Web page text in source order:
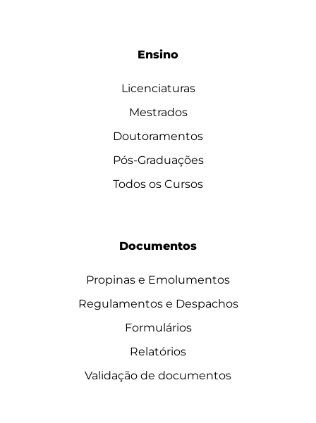
Ensino
Licenciaturas
Mestrados
Doutoramentos
Pós-Graduações
Todos os Cursos
Documentos
Propinas e Emolumentos
Regulamentos e Despachos
Formulários
Relatórios
Validação de documentos